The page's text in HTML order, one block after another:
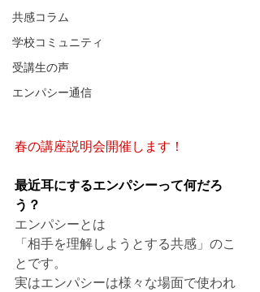
共感コラム
学校コミュニティ
受講生の声
エンパシー通信
春の講座説明会開催します！
最近耳にするエンパシーって何だろ
う？
エンパシーとは
「相手を理解しようとする共感」のこ
とです。
実はエンパシーは様々な場面で使われ